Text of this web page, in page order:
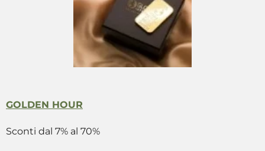
GOLDEN HOUR
Sconti dal 7% al 70%